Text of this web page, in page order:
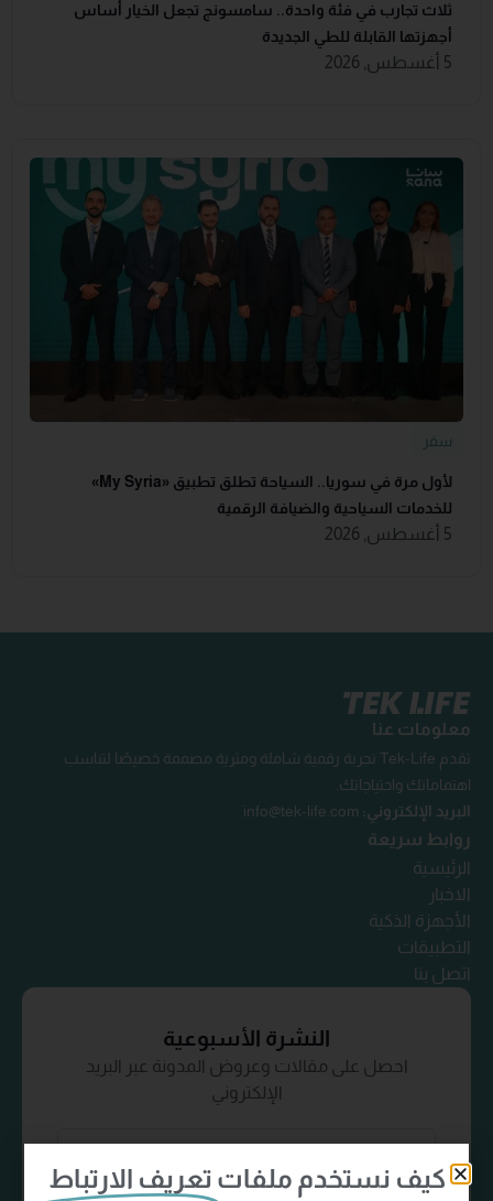
ثلاث تجارب في فئة واحدة.. سامسونج تجعل الخيار أساس
أجهزتها القابلة للطي الجديدة
5 أغسطس, 2026
سفر
لأول مرة في سوريا.. السياحة تطلق تطبيق «‏My Syria‏»
للخدمات السياحية والضيافة ‏الرقمية
5 أغسطس, 2026
معلومات عنا
تقدم Tek-Life تجربة رقمية شاملة ومثرية مصممة خصيصًا لتناسب
اهتماماتك واحتياجاتك.
البريد الإلكتروني: info@tek-life.com
روابط سريعة
الرئيسية
الاخبار
الأجهزة الذكية
التطبيقات
اتصل بنا
النشرة الأسبوعية
احصل على مقالات وعروض المدونة عبر البريد
الإلكتروني
كيف نستخدم ملفات تعريف الارتباط